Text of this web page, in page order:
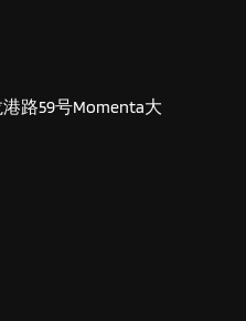
路59号Momenta大